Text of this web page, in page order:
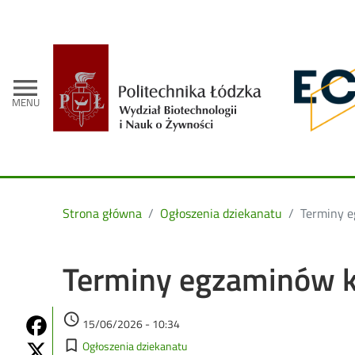
menu
MENU
- Strona
Strona główna Ogłoszenia dziekanatu Terminy
Terminy egzaminów
access_time 15/06/2026 - 10:34
bookmark_border Kategorie
Ogłoszenia dziekanatu
Share on Fb
Share on Twitter